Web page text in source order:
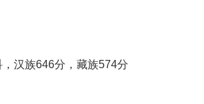
汉族646分，藏族574分